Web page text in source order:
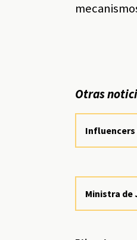
Otras
Influencers
Ministra de